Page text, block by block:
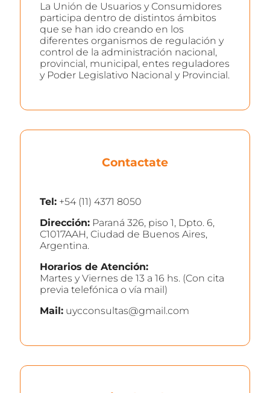
La Unión de Usuarios y Consumidores
participa dentro de distintos ámbitos
que se han ido creando en los
diferentes organismos de regulación y
control de la administración nacional,
provincial, municipal, entes reguladores
y Poder Legislativo Nacional y Provincial.
Contactate
Tel: +54 (11) 4371 8050
Dirección: Paraná 326, piso 1, Dpto. 6,
C1017AAH, Ciudad de Buenos Aires,
Argentina.
Horarios de Atención:
Martes y Viernes de 13 a 16 hs. (Con cita
previa telefónica o vía mail)
Mail: uycconsultas@gmail.com